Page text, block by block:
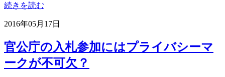
続きを読む
2016年05月17日
官公庁の入札参加にはプライバシーマ
ークが不可欠？